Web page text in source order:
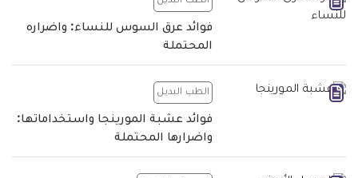
فوائد عرق السوس للنساء: واضراره
المحتملة
الطب البديل
فوائد عشبة المورينجا واستخداماتها:
واضرارها المحتملة